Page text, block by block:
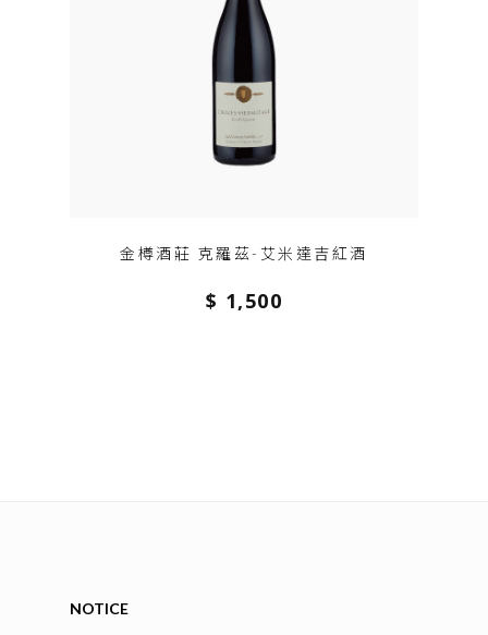
金樽酒莊 克羅茲-艾米達吉紅酒
$ 1,500
NOTICE